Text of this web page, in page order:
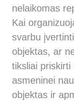
nelaikomas
Kai
svarbu
objektas, ar
tiksliai
asmeninei
objektas ir